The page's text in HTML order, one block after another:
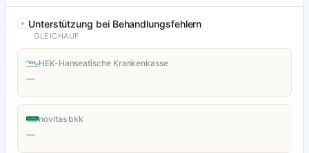
Unterstützung bei Behandlungsfehlern
GLEICHAUF
HEK-Hanseatische Krankenkasse
—
novitas bkk
—